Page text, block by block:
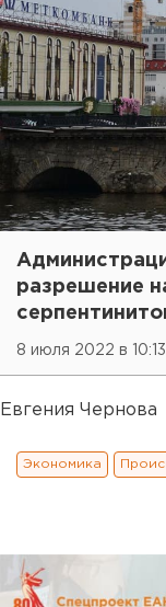
разрешение
8 июля 2022 в 10:13
Евгения Чернова
Экономика